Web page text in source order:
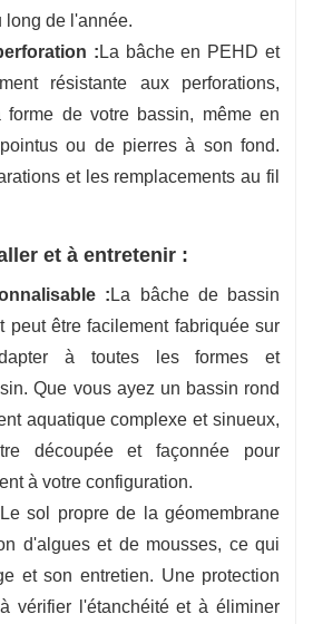
long de l'année.
: La bâche en PEHD et
résistante aux perforations,
forme de votre bassin, même en
ou de pierres à son fond.
et les remplacements au fil
et à entretenir :
: La bâche de bassin
peut être facilement fabriquée sur
à toutes les formes et
Que vous ayez un bassin rond
aquatique complexe et sinueux,
découpée et façonnée pour
à votre configuration.
Le sol propre de la géomembrane
d'algues et de mousses, ce qui
et son entretien. Une protection
vérifier l'étanchéité et à éliminer